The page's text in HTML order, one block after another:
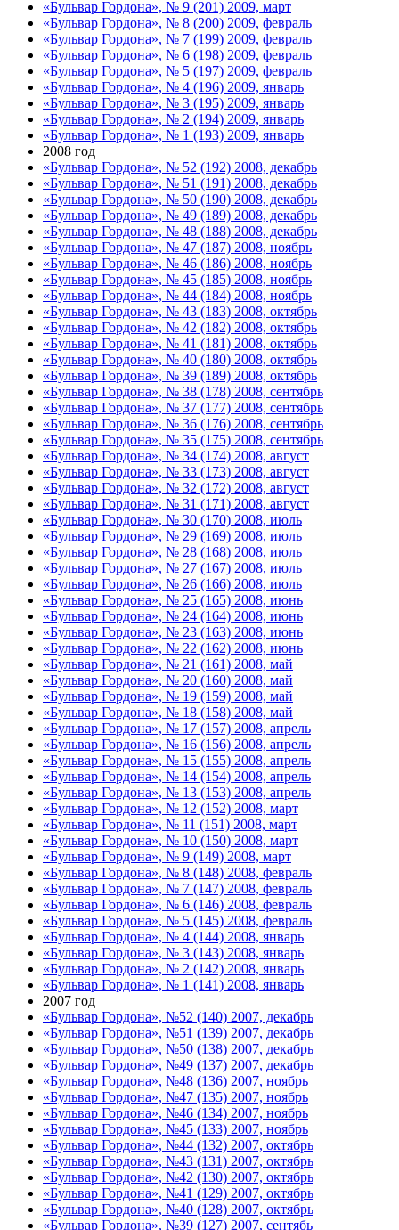
«Бульвар Гордона», № 9 (201) 2009, март
«Бульвар Гордона», № 8 (200) 2009, февраль
«Бульвар Гордона», № 7 (199) 2009, февраль
«Бульвар Гордона», № 6 (198) 2009, февраль
«Бульвар Гордона», № 5 (197) 2009, февраль
«Бульвар Гордона», № 4 (196) 2009, январь
«Бульвар Гордона», № 3 (195) 2009, январь
«Бульвар Гордона», № 2 (194) 2009, январь
«Бульвар Гордона», № 1 (193) 2009, январь
2008 год
«Бульвар Гордона», № 52 (192) 2008, декабрь
«Бульвар Гордона», № 51 (191) 2008, декабрь
«Бульвар Гордона», № 50 (190) 2008, декабрь
«Бульвар Гордона», № 49 (189) 2008, декабрь
«Бульвар Гордона», № 48 (188) 2008, декабрь
«Бульвар Гордона», № 47 (187) 2008, ноябрь
«Бульвар Гордона», № 46 (186) 2008, ноябрь
«Бульвар Гордона», № 45 (185) 2008, ноябрь
«Бульвар Гордона», № 44 (184) 2008, ноябрь
«Бульвар Гордона», № 43 (183) 2008, октябрь
«Бульвар Гордона», № 42 (182) 2008, октябрь
«Бульвар Гордона», № 41 (181) 2008, октябрь
«Бульвар Гордона», № 40 (180) 2008, октябрь
«Бульвар Гордона», № 39 (189) 2008, октябрь
«Бульвар Гордона», № 38 (178) 2008, сентябрь
«Бульвар Гордона», № 37 (177) 2008, сентябрь
«Бульвар Гордона», № 36 (176) 2008, сентябрь
«Бульвар Гордона», № 35 (175) 2008, сентябрь
«Бульвар Гордона», № 34 (174) 2008, август
«Бульвар Гордона», № 33 (173) 2008, август
«Бульвар Гордона», № 32 (172) 2008, август
«Бульвар Гордона», № 31 (171) 2008, август
«Бульвар Гордона», № 30 (170) 2008, июль
«Бульвар Гордона», № 29 (169) 2008, июль
«Бульвар Гордона», № 28 (168) 2008, июль
«Бульвар Гордона», № 27 (167) 2008, июль
«Бульвар Гордона», № 26 (166) 2008, июль
«Бульвар Гордона», № 25 (165) 2008, июнь
«Бульвар Гордона», № 24 (164) 2008, июнь
«Бульвар Гордона», № 23 (163) 2008, июнь
«Бульвар Гордона», № 22 (162) 2008, июнь
«Бульвар Гордона», № 21 (161) 2008, май
«Бульвар Гордона», № 20 (160) 2008, май
«Бульвар Гордона», № 19 (159) 2008, май
«Бульвар Гордона», № 18 (158) 2008, май
«Бульвар Гордона», № 17 (157) 2008, апрель
«Бульвар Гордона», № 16 (156) 2008, апрель
«Бульвар Гордона», № 15 (155) 2008, апрель
«Бульвар Гордона», № 14 (154) 2008, апрель
«Бульвар Гордона», № 13 (153) 2008, апрель
«Бульвар Гордона», № 12 (152) 2008, март
«Бульвар Гордона», № 11 (151) 2008, март
«Бульвар Гордона», № 10 (150) 2008, март
«Бульвар Гордона», № 9 (149) 2008, март
«Бульвар Гордона», № 8 (148) 2008, февраль
«Бульвар Гордона», № 7 (147) 2008, февраль
«Бульвар Гордона», № 6 (146) 2008, февраль
«Бульвар Гордона», № 5 (145) 2008, февраль
«Бульвар Гордона», № 4 (144) 2008, январь
«Бульвар Гордона», № 3 (143) 2008, январь
«Бульвар Гордона», № 2 (142) 2008, январь
«Бульвар Гордона», № 1 (141) 2008, январь
2007 год
«Бульвар Гордона», №52 (140) 2007, декабрь
«Бульвар Гордона», №51 (139) 2007, декабрь
«Бульвар Гордона», №50 (138) 2007, декабрь
«Бульвар Гордона», №49 (137) 2007, декабрь
«Бульвар Гордона», №48 (136) 2007, ноябрь
«Бульвар Гордона», №47 (135) 2007, ноябрь
«Бульвар Гордона», №46 (134) 2007, ноябрь
«Бульвар Гордона», №45 (133) 2007, ноябрь
«Бульвар Гордона», №44 (132) 2007, октябрь
«Бульвар Гордона», №43 (131) 2007, октябрь
«Бульвар Гордона», №42 (130) 2007, октябрь
«Бульвар Гордона», №41 (129) 2007, октябрь
«Бульвар Гордона», №40 (128) 2007, октябрь
«Бульвар Гордона», №39 (127) 2007, сентябь